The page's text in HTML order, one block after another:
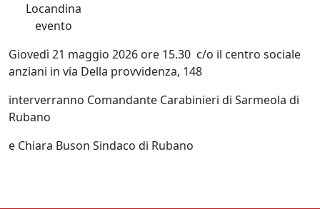
Locandina
evento
Giovedì 21 maggio 2026 ore 15.30 c/o il centro sociale
anziani in via Della provvidenza, 148
interverranno Comandante Carabinieri di Sarmeola di
Rubano
e Chiara Buson Sindaco di Rubano